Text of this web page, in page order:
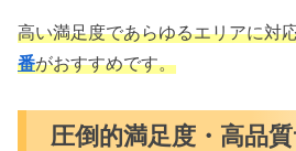
高い満足度であらゆるエリアに対
番がおすすめです。
圧倒的満足度・高品